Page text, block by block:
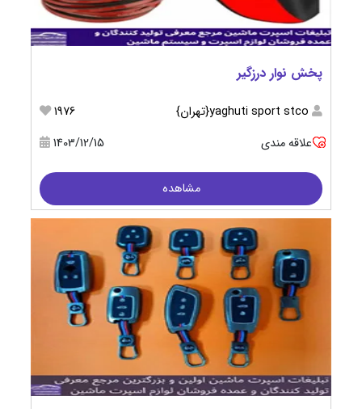
پخش نوار درزگیر
yaghuti sport stco{تهران}
1976
علاقه مندی
1403/12/15
مشاهده